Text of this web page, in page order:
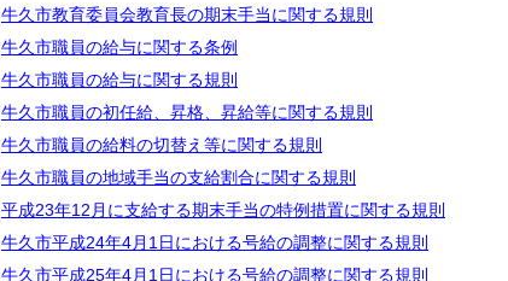
牛久市教育委員会教育長の期末手当に関する規則
牛久市職員の給与に関する条例
牛久市職員の給与に関する規則
牛久市職員の初任給、昇格、昇給等に関する規則
牛久市職員の給料の切替え等に関する規則
牛久市職員の地域手当の支給割合に関する規則
平成23年12月に支給する期末手当の特例措置に関する規則
牛久市平成24年4月1日における号給の調整に関する規則
牛久市平成25年4月1日における号給の調整に関する規則